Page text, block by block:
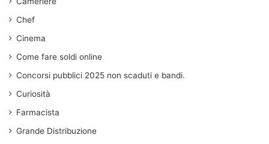
Chef
Cinema
Come fare soldi online
Concorsi pubblici 2025 non scaduti e bandi.
Curiosità
Farmacista
Grande Distribuzione